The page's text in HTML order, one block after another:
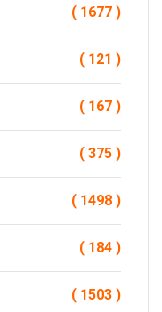
( 1677 )
( 121 )
( 167 )
( 375 )
( 1498 )
( 184 )
( 1503 )